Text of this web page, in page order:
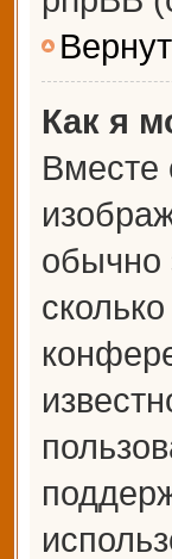
Как я
Вместе
обычно